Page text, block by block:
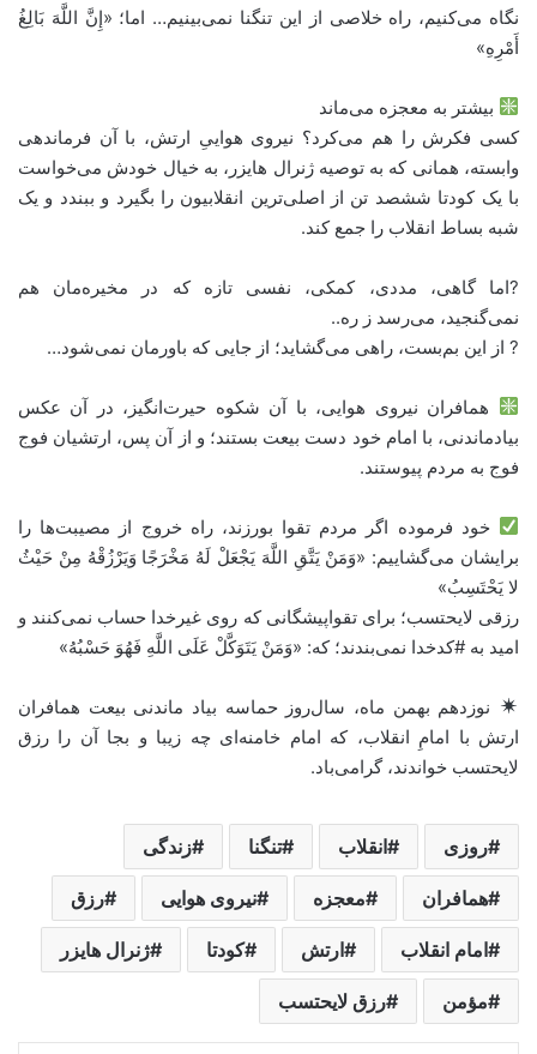
نگاه می‌کنیم، راه خلاصی از این تنگنا نمی‌بینیم… اما؛ «إِنَّ اللَّهَ بَالِغُ
أَمْرِهِ»
بیشتر به معجزه می‌ماند
کسی فکرش را هم می‌کرد؟ نیروی هواییِ ارتش، با آن فرماندهی
وابسته، همانی که به توصیه ژنرال هایزر، به خیال خودش می‌خواست
با یک کودتا ششصد تن از اصلی‌ترین انقلابیون را بگیرد و ببندد و یک
شبه بساط انقلاب را جمع کند.
?اما گاهی، مددی، کمکی، نفسی تازه که در مخیره‌مان هم
نمی‌گنجید، می‌رسد ز ره..
? از این بم‌بست، راهی می‌گشاید؛ از جایی که باورمان نمی‌شود…
همافران نیروی هوایی، با آن شکوه حیرت‌انگیز، در آن عکس
بیادماندنی، با امام خود دست بیعت بستند؛ و از آن پس، ارتشیان فوج
فوج به مردم پیوستند.
خود فرموده اگر مردم تقوا بورزند، راه خروج از مصیبت‌ها را
برایشان می‌گشاییم: «وَمَنْ يَتَّقِ اللَّهَ يَجْعَلْ لَهُ مَخْرَجًا وَيَرْزُقْهُ مِنْ حَيْثُ
لا يَحْتَسِبُ»
رزقی لایحتسب؛ برای تقواپیشگانی که روی غیرخدا حساب نمی‌کنند و
امید به #کدخدا نمی‌بندند؛ که: «وَمَنْ يَتَوَكَّلْ عَلَى اللَّهِ فَهُوَ حَسْبُهُ»
نوزدهم بهمن ماه، سال‌روز حماسه بیاد ماندنی بیعت همافران
ارتش با امامِ انقلاب، که امام خامنه‌ای چه زیبا و بجا آن را رزق
لایحتسب خواندند، گرامی‌باد.
روزی انقلاب تنگنا زندگی
همافران معجزه نیروی هوایی رزق
امام انقلاب ارتش کودتا ژنرال هایزر
مؤمن رزق لایحتسب